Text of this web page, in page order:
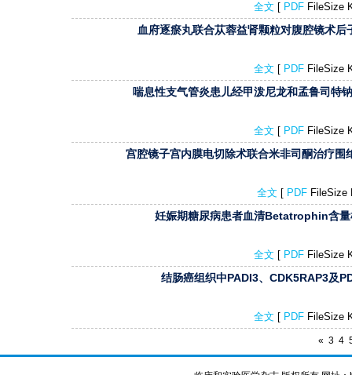
全文 [ PDF FileSize
血府逐瘀丸联合苁蓉益肾颗粒对腹腔镜术
全文 [ PDF FileSize
喘息性支气管炎患儿经甲泼尼龙和孟鲁司特
全文 [ PDF FileSize
宫腔镜子宫内膜电切除术联合米非司酮治疗围
全文 [ PDF FileSize
妊娠期糖尿病患者血清Betatrophin含
全文 [ PDF FileSize
结肠癌组织中PADI3、CDK5RAP3及
全文 [ PDF FileSize
« 3 4